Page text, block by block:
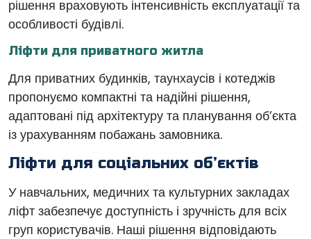
рішення враховують інтенсивність експлуатації та
особливості будівлі.
Ліфти для приватного житла
Для приватних будинків, таунхаусів і котеджів
пропонуємо компактні та надійні рішення,
адаптовані під архітектуру та планування об’єкта
із урахуванням побажань замовника.
Ліфти для соціальних об’єктів
У навчальних, медичних та культурних закладах
ліфт забезпечує доступність і зручність для всіх
груп користувачів. Наші рішення відповідають